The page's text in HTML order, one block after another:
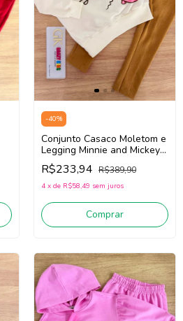
-40%
Conjunto Casaco Moletom e
Legging Minnie and Mickey
Infantil Teen Animé N5721
(Off White/Bege Escuro)
R$233,94 R$389,90
4 x de R$58,49 sem juros
Comprar